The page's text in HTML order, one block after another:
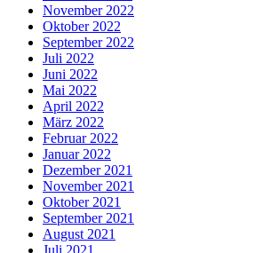
November 2022
Oktober 2022
September 2022
Juli 2022
Juni 2022
Mai 2022
April 2022
März 2022
Februar 2022
Januar 2022
Dezember 2021
November 2021
Oktober 2021
September 2021
August 2021